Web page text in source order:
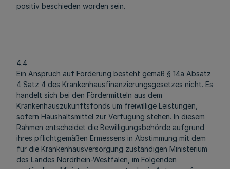
positiv beschieden worden sein.
4.4
Ein Anspruch auf Förderung besteht gemäß § 14a Absatz
4 Satz 4 des Krankenhausfinanzierungsgesetzes nicht. Es
handelt sich bei den Fördermitteln aus dem
Krankenhauszukunftsfonds um freiwillige Leistungen,
sofern Haushaltsmittel zur Verfügung stehen. In diesem
Rahmen entscheidet die Bewilligungsbehörde aufgrund
ihres pflichtgemäßen Ermessens in Abstimmung mit dem
für die Krankenhausversorgung zuständigen Ministerium
des Landes Nordrhein-Westfalen, im Folgenden